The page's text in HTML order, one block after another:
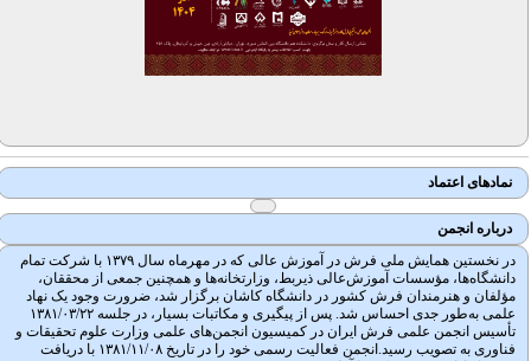
نمادهای اعتماد
درباره انجمن
در نخستین همایش ملی فرش در آموزش عالی که در مهرماه سال ۱۳۷۹ با شرکت تمام
دانشگاه‌ها، مؤسسات آموزش‌عالی ذیربط، وزارتخانه‌ها و همچنین جمعی از محققان،
مؤلفان و هنرمندان فرش کشور در دانشگاه کاشان برگزار شد، ضرورت وجود یک نهاد
علمی به‌طور جدی احساس شد. پس از پیگیری و مکاتبات بسیار، در جلسه ۱۳۸۱/۰۳/۲۲
تأسیس انجمن علمی فرش ایران در کمیسیون انجمن‌های علمی وزارت علوم تحقیقات و
فناوری به تصویب رسید.انجمن فعالیت رسمی خود را در تاریخ ۱۳۸۱/۱۱/۰۸ با دریافت